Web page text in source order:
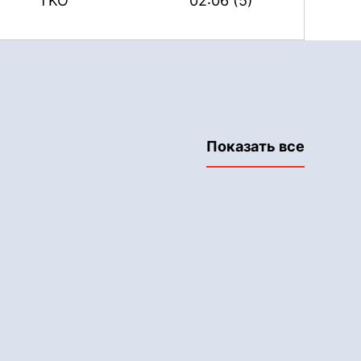
Показать все